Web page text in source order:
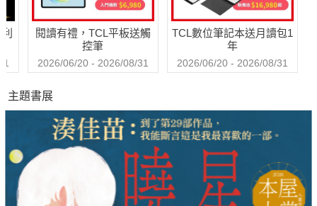
閱讀有禮，TCL平板送觸
控筆
2026/06/20 - 2026/08/31
TCL數位筆記本送月讀包1
年
2026/06/20 - 2026/08/31
主題書展